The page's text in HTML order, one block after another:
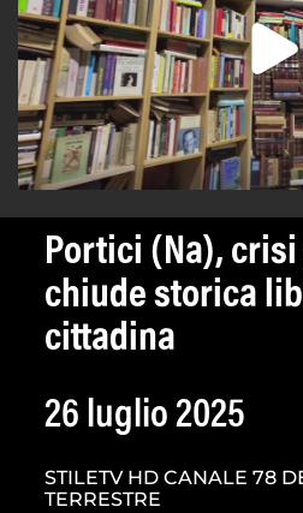
Portici (Na),
chiude storica
cittadina
26 luglio 2025
STILETV HD CANALE 78
TERRESTRE